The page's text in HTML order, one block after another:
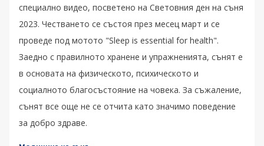
специално видео, посветено на Световния ден на съня
2023. Честването се състоя през месец март и се
проведе под мотото "Sleep is essential for health".
Заедно с правилното хранене и упражненията, сънят е
в основата на физическото, психическото и
социалното благосъстояние на човека. За съжаление,
сънят все още не се отчита като значимо поведение
за добро здраве.